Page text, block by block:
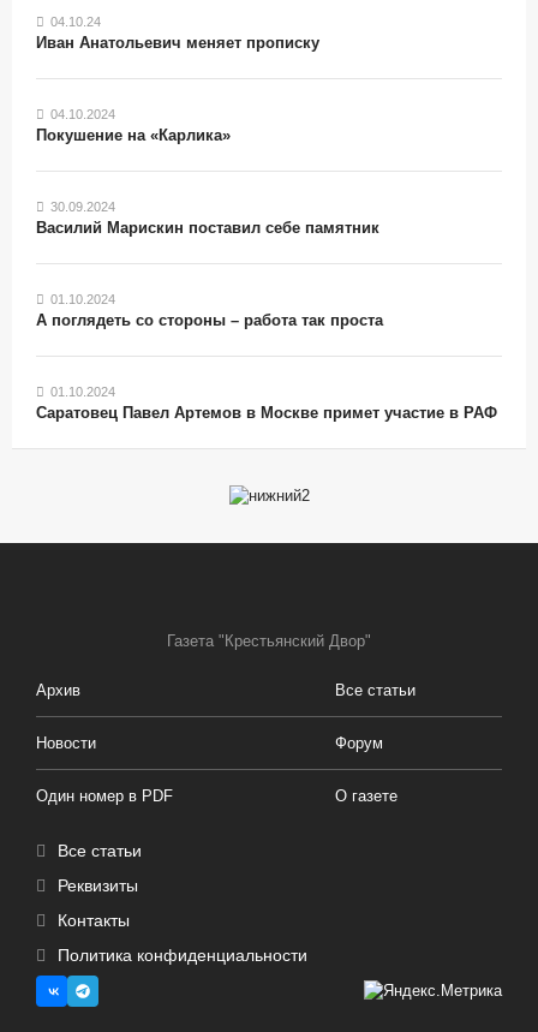
04.10.24
Иван Анатольевич меняет прописку
04.10.2024
Покушение на «Карлика»
30.09.2024
Василий Марискин поставил себе памятник
01.10.2024
А поглядеть со стороны – работа так проста
01.10.2024
Саратовец Павел Артемов в Москве примет участие в РАФ
Газета "Крестьянский Двор"
Архив Все статьи
Новости Форум
Один номер в PDF О газете
Все статьи
Реквизиты
Контакты
Политика конфиденциальности